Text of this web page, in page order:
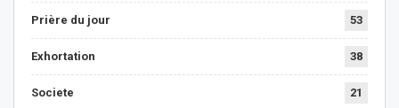
Prière du jour 53
Exhortation 38
Societe 21